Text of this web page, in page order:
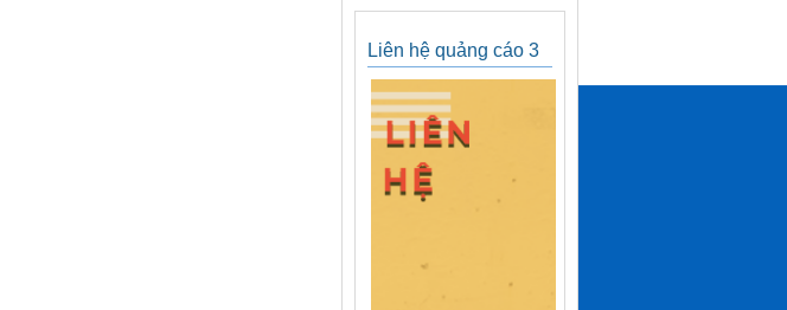
Liên hệ quảng cáo 3